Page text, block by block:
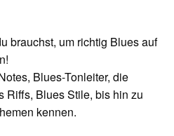
brauchst, um richtig Blues auf
Blues-Tonleiter, die
Riffs, Blues Stile, bis hin zu
kennen.